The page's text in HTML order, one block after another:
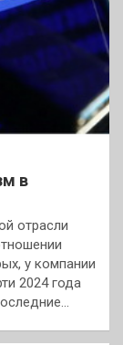
в
отрасли
у компании
2024 года